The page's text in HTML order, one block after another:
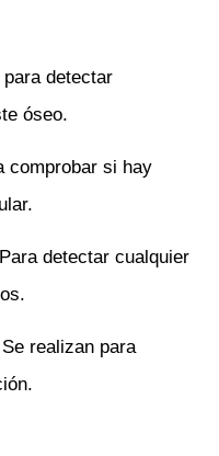
detectar
óseo.
comprobar si hay
detectar cualquier
realizan para